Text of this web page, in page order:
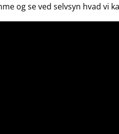
og se ved selvsyn hvad vi